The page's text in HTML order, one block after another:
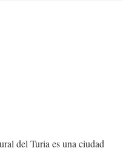
del Turia es una ciudad